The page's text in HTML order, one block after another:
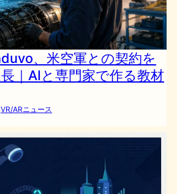
、米空軍との契約を
｜AIと専門家で作る教材
VR/ARニュース